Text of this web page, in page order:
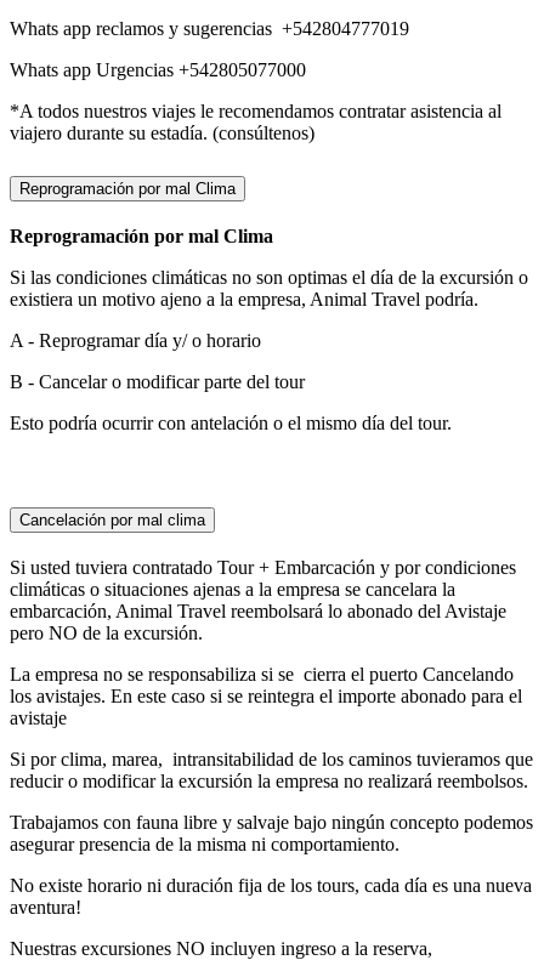
Whats app reclamos y sugerencias +542804777019
Whats app Urgencias +542805077000
*A todos nuestros viajes le recomendamos contratar asistencia al
viajero durante su estadía. (consúltenos)
Reprogramación por mal Clima
Reprogramación por mal Clima
Si las condiciones climáticas no son optimas el día de la excursión o
existiera un motivo ajeno a la empresa, Animal Travel podría.
A - Reprogramar día y/ o horario
B - Cancelar o modificar parte del tour
Esto podría ocurrir con antelación o el mismo día del tour.
Cancelación por mal clima
Si usted tuviera contratado Tour + Embarcación y por condiciones
climáticas o situaciones ajenas a la empresa se cancelara la
embarcación, Animal Travel reembolsará lo abonado del Avistaje
pero NO de la excursión.
La empresa no se responsabiliza si se cierra el puerto Cancelando
los avistajes. En este caso si se reintegra el importe abonado para el
avistaje
Si por clima, marea, intransitabilidad de los caminos tuvieramos que
reducir o modificar la excursión la empresa no realizará reembolsos.
Trabajamos con fauna libre y salvaje bajo ningún concepto podemos
asegurar presencia de la misma ni comportamiento.
No existe horario ni duración fija de los tours, cada día es una nueva
aventura!
Nuestras excursiones NO incluyen ingreso a la reserva,